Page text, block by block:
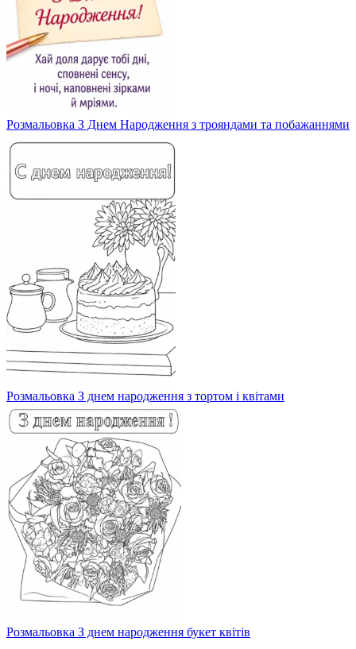
Розмальовка З Днем Народження з трояндами та побажаннями
Розмальовка З днем народження з тортом і квітами
Розмальовка З днем народження букет квітів